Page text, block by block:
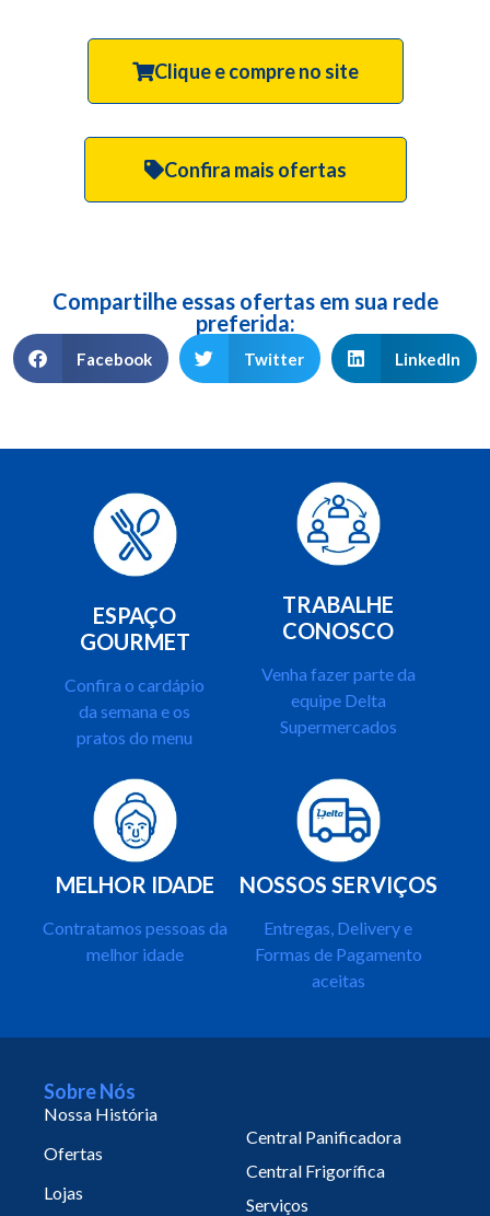
Clique e compre no site
Confira mais ofertas
Compartilhe essas ofertas em sua rede
preferida:
Facebook Twitter LinkedIn
ESPAÇO
GOURMET
Confira o cardápio
da semana e os
pratos do menu
TRABALHE
CONOSCO
Venha fazer parte da
equipe Delta
Supermercados
MELHOR IDADE
Contratamos pessoas da
melhor idade
NOSSOS SERVIÇOS
Entregas, Delivery e
Formas de Pagamento
aceitas
Sobre Nós
Nossa História
Ofertas
Lojas
Central Panificadora
Central Frigorífica
Serviços